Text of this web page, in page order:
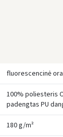
fluorescencinė
100% poliesteris
padengtas PU
180 g/m²